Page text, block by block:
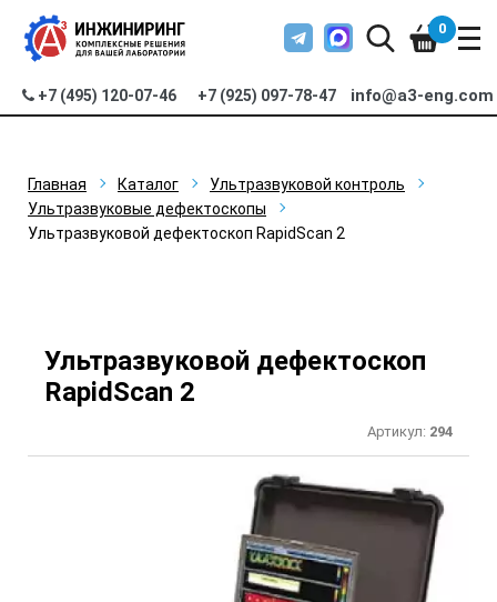
+7 (495) 120-07-46 +7 (925) 097-78-47 info@a3-eng.com
0
Главная Каталог
Ультразвуковой контроль
Ультразвуковые дефектоскопы
Ультразвуковой дефектоскоп RapidScan 2
Ультразвуковой дефектоскоп
RapidScan 2
Артикул: 294